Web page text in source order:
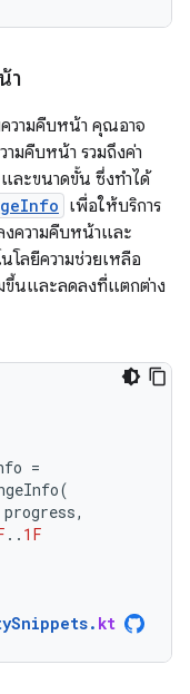
า
วามคืบหน้า คุณอาจ
มคืบหน้า รวมถึงค่า
ละขนาดขั้น ซึ่งทำได้
เพื่อให้บริการ
งความคืบหน้าและ
โลยีความช่วยเหลือ
ขึ้นและลดลงที่แตกต่าง
=
(
progress,
.. 1F
. kt